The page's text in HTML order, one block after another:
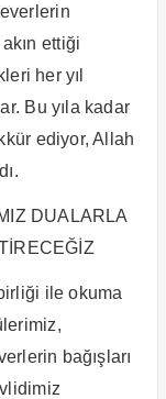
ettiği
her yıl
Bu yıla kadar
ediyor, Allah
DUALARLA
ile okuma
bağışları